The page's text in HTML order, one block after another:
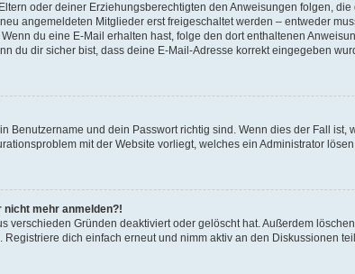
oder deiner Erziehungsberechtigten den Anweisungen folgen,
angemeldeten Mitglieder erst freigeschaltet werden – entweder
du eine E-Mail erhalten hast, folge den dort enthaltenen
du dir sicher bist, dass deine E-Mail-Adresse korrekt eingegeben
Benutzername und dein Passwort richtig sind. Wenn dies der Fall
mit der Website vorliegt, welches ein Administrator
nicht mehr anmelden?!
verschieden Gründen deaktiviert oder gelöscht hat. Außerdem
dich einfach erneut und nimm aktiv an den Diskussionen